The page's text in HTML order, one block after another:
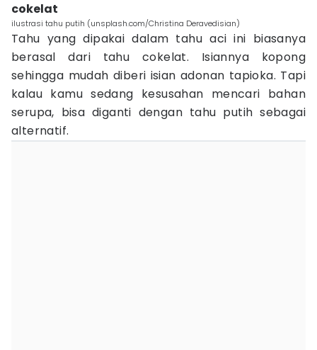
cokelat
ilustrasi tahu putih (unsplash.com/Christina Deravedisian)
Tahu yang dipakai dalam tahu aci ini biasanya
berasal dari tahu cokelat. Isiannya kopong
sehingga mudah diberi isian adonan tapioka. Tapi
kalau kamu sedang kesusahan mencari bahan
serupa, bisa diganti dengan tahu putih sebagai
alternatif.